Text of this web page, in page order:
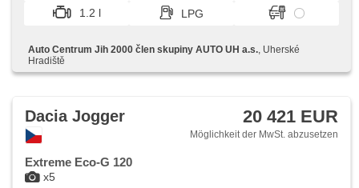
denní svícení, asistent rozjezdu do kopce (HSA)
1.2 l
LPG
Auto Centrum Jih 2000 člen skupiny AUTO UH a.s. , Uherské
Hradiště
x5
Dacia Jogger 20 421 EUR
Möglichkeit der MwSt. abzusetzen
Extreme Eco-G 120